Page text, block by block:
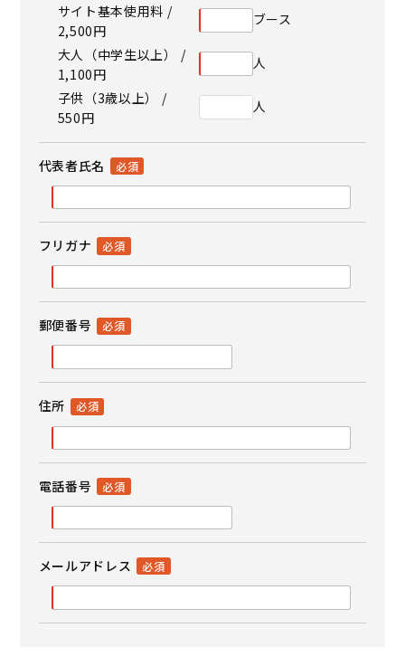
サイト基本使用料 /
2,500円
ブース
大人（中学生以上） /
1,100円
人
子供（3歳以上） /
550円
人
代表者氏名
フリガナ
郵便番号
住所
電話番号
メールアドレス